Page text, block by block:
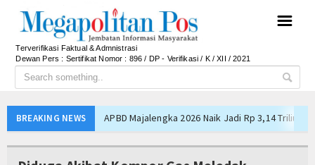
☰
Terverifikasi Faktual & Admnistrasi
Dewan Pers : Sertifikat Nomor : 896 / DP - Verifikasi / K / XII / 2021
BREAKING NEWS
APBD Majalengka 2026 Naik Jadi Rp 3,14 Triliun,